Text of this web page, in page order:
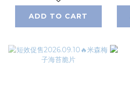
ADD TO CART